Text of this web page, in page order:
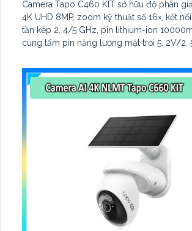
Camera Tapo C460 KIT sở hữu độ phân
4K UHD 8MP, zoom kỹ thuật số 16×, kết
tần kép 2. 4/5 GHz, pin lithium-ion
cùng tấm pin năng lượng mặt trời 5. 2V/2.
biến Starlight, tầm nhìn lên đến 15 m